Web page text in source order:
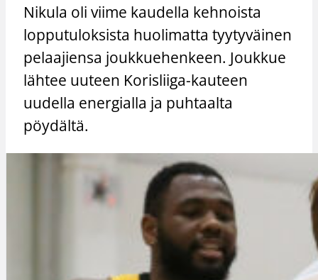
Nikula oli viime kaudella kehnoista
lopputuloksista huolimatta tyytyväinen
pelaajiensa joukkuehenkeen. Joukkue
lähtee uuteen Korisliiga-kauteen
uudella energialla ja puhtaalta
pöydältä.